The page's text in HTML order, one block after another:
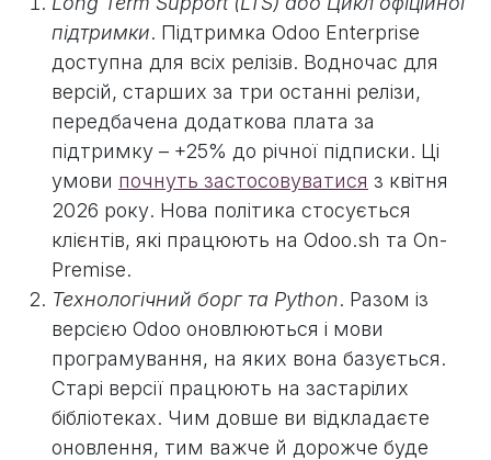
підтримки. Підтримка Odoo Enterprise
доступна для всіх релізів. Водночас для
версій, старших за три останні релізи,
передбачена додаткова плата за
підтримку – +25% до річної підписки. Ці
умови почнуть застосовуватися з квітня
2026 року. Нова політика стосується
клієнтів, які працюють на Odoo.sh та On-
Premise.
Технологічний борг та Python. Разом із
версією Odoo оновлюються і мови
програмування, на яких вона базується.
Старі версії працюють на застарілих
бібліотеках. Чим довше ви відкладаєте
оновлення, тим важче й дорожче буде